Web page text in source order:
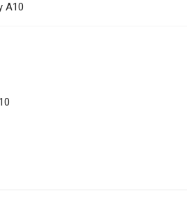
A10